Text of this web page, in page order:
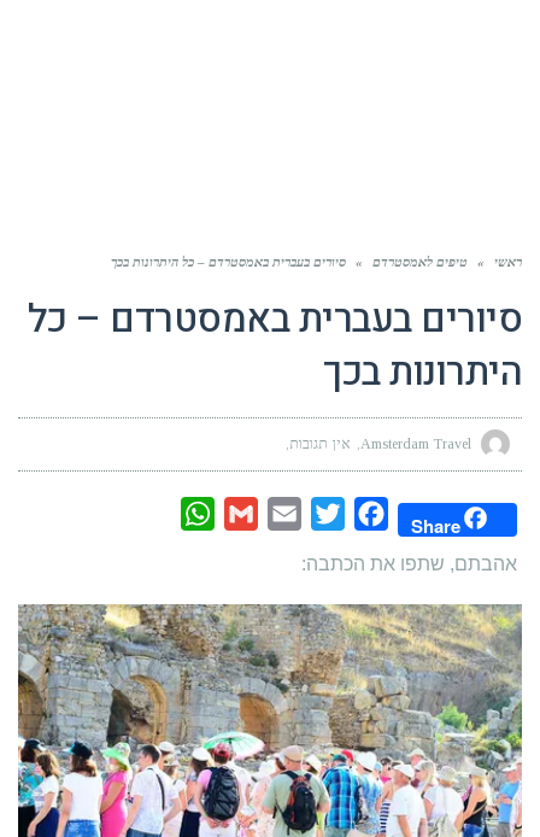
ראשי » טיפים לאמסטרדם » סיורים בעברית באמסטרדם – כל היתרונות בכך
סיורים בעברית באמסטרדם – כל
היתרונות בכך
אין תגובות
Share
Facebook
Twitter
Email
Gmail
אהבתם, שתפו את הכתבה: